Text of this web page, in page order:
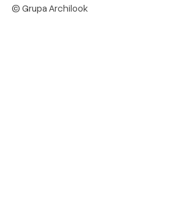
© Grupa Archilook